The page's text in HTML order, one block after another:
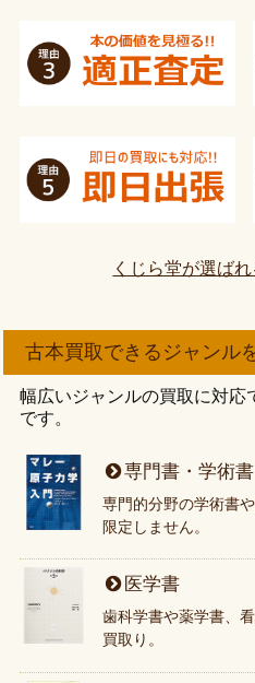
くじら堂が選ば
古本買取できるジャンル
幅広いジャンルの買取に対応
です。
専門書・学術書
専門的分野の学術書
限定しません。
医学書
歯科学書や薬学書、
買取り。